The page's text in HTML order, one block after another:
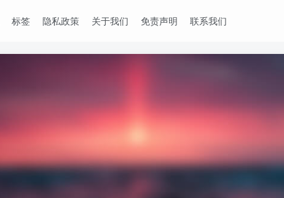
标签 隐私政策 关于我们 免责声明 联系我们